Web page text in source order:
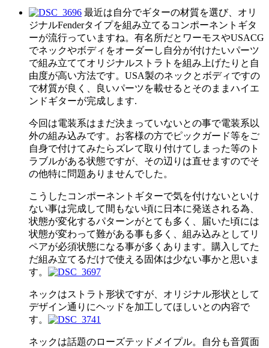
最近は自分でギターの材質を選び、オリ
ジナルFenderタイプを組み立てるコンポーネントギタ
ーが流行っていますね。有名所だとワーモスやUSACG
でネックやボディをオーダーし自分が付けたいパーツ
で組み立ててオリジナルストラトを組み上げたりと自
由度が高い方法です。USA製のネックとボディですの
で材質が良く、良いパーツを載せるとそのままハイエ
ンドギターが完成します.
今回は電装系はまだ決まっていないとの事で電装系以
外の組み込みです。お客様の方でピックガード等をご
自身で付けてみたらズレて取り付けてしまった等のト
ラブルがある状態ですが、その辺りは直せますのでそ
の他特に問題ありませんでした。
こうしたコンポーネントギターで気を付けないといけ
ない事は完成して間もない頃に日本に発送される為、
状態が変化するパターンがとても多く、届いた頃には
状態が変わって難がある事も多く、組み込みとしてリ
ペアが必須状態になる事が多くあります。購入してた
だ組み立てるだけで使える固体は少ない事かと思いま
す。
ネックはストラト形状ですが、オリジナル形状として
デザイン通りにヘッドを加工してほしいとの内容で
す。
ネックは話題のローズテッドメイプル。自分も音質面